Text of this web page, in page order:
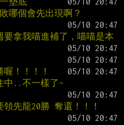
哪個會先出現啊？
拿我喵進補了，喵喵是本
！！！！
中..不一樣了~
先龍20勝 奪還！！！